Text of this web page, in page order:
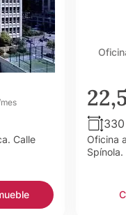
Calle
Oficina
Spínola.